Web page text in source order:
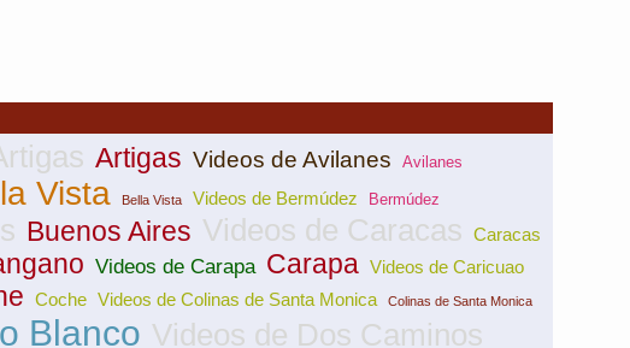
Artigas Videos de Avilanes Avilanes
Vista Bella Vista Videos de Bermúdez Bermúdez
Buenos Aires Videos de Caracas Caracas
Videos de Carapa Carapa Videos de Caricuao
Coche Videos de Colinas de Santa Monica Colinas de Santa Monica
Blanco Videos de Dos Caminos